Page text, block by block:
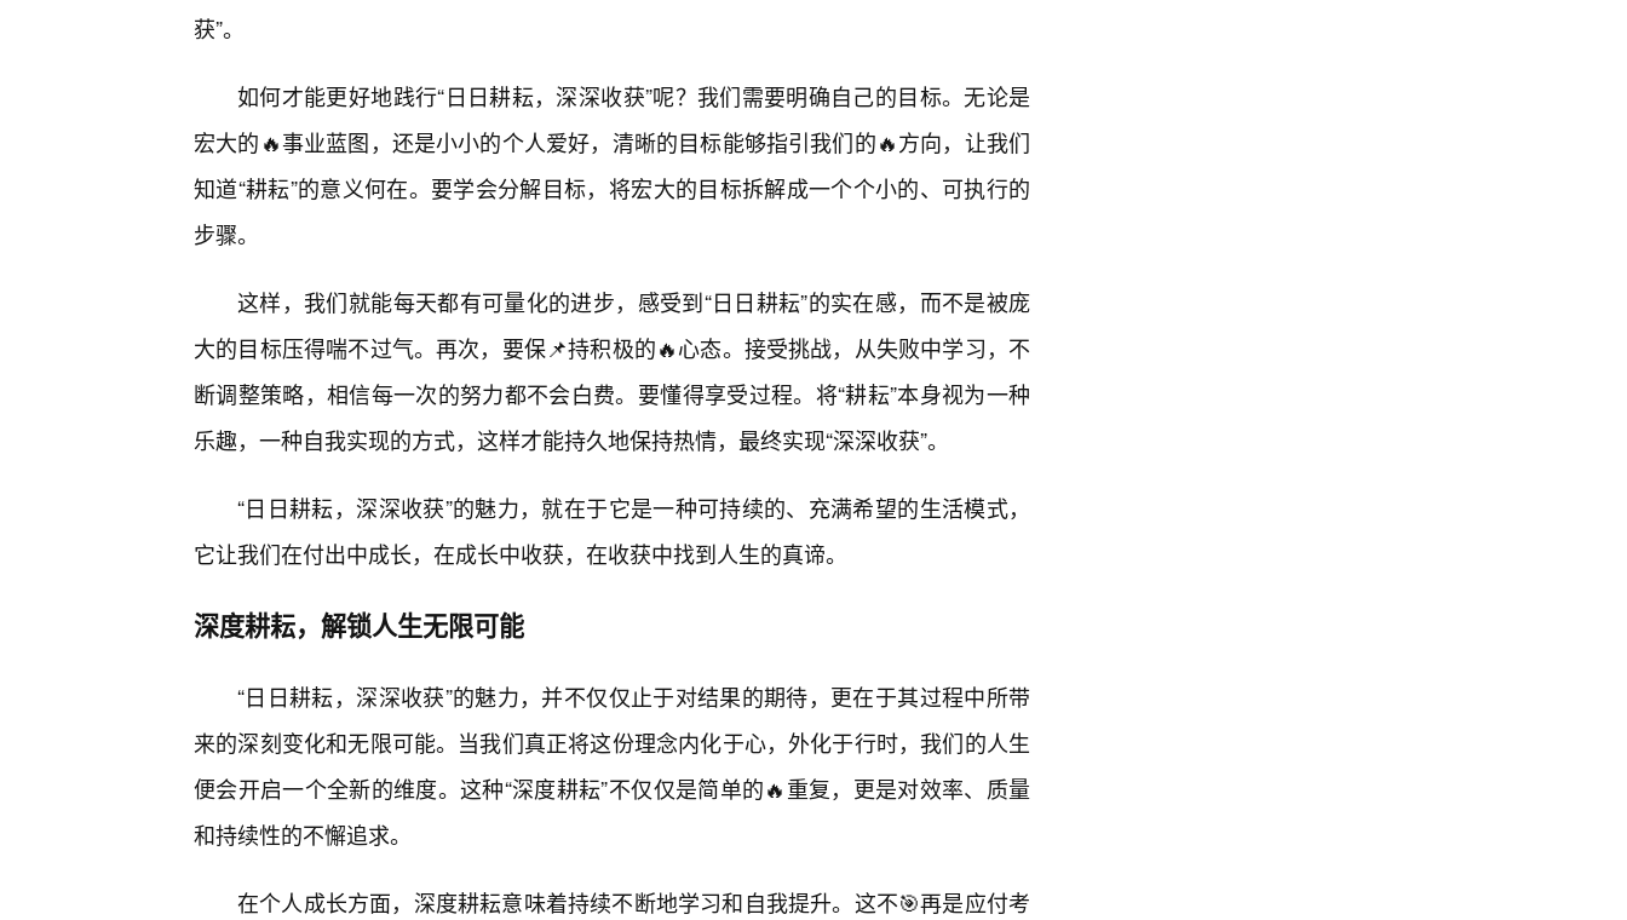
获”。
如何才能更好地践行“日日耕耘，深深收获”呢？我们需要明确自己的目标。无论是
宏大的🔥事业蓝图，还是小小的个人爱好，清晰的目标能够指引我们的🔥方向，让我们
知道“耕耘”的意义何在。要学会分解目标，将宏大的目标拆解成一个个小的、可执行的
步骤。
这样，我们就能每天都有可量化的进步，感受到“日日耕耘”的实在感，而不是被庞
大的目标压得喘不过气。再次，要保📌持积极的🔥心态。接受挑战，从失败中学习，不
断调整策略，相信每一次的努力都不会白费。要懂得享受过程。将“耕耘”本身视为一种
乐趣，一种自我实现的方式，这样才能持久地保持热情，最终实现“深深收获”。
“日日耕耘，深深收获”的魅力，就在于它是一种可持续的、充满希望的生活模式，
它让我们在付出中成长，在成长中收获，在收获中找到人生的真谛。
深度耕耘，解锁人生无限可能
“日日耕耘，深深收获”的魅力，并不仅仅止于对结果的期待，更在于其过程中所带
来的深刻变化和无限可能。当我们真正将这份理念内化于心，外化于行时，我们的人生
便会开启一个全新的维度。这种“深度耕耘”不仅仅是简单的🔥重复，更是对效率、质量
和持续性的不懈追求。
在个人成长方面，深度耕耘意味着持续不断地学习和自我提升。这不🎯再是应付考